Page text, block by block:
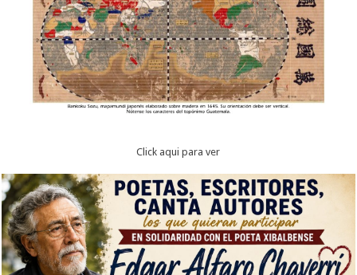
Click aqui para ver